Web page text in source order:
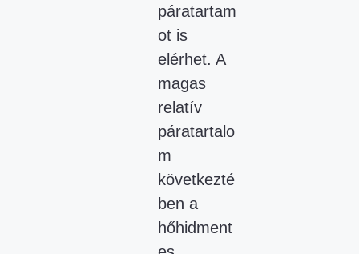
páratartam
ot is
elérhet. A
magas
relatív
páratartalo
m
következté
ben a
hőhidment